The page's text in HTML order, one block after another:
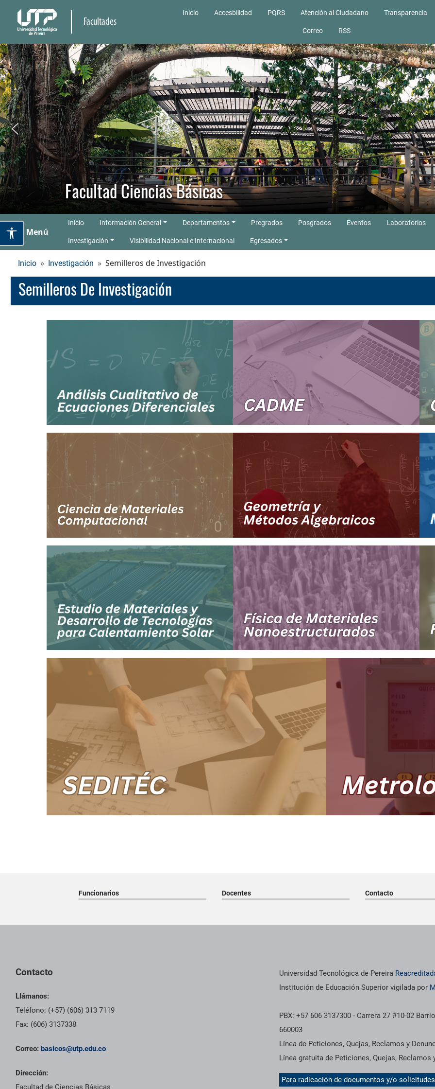
Facultades
Inicio Accesbilidad PQRS Atención al Ciudadano Transparencia
Correo RSS
Facultad Ciencias Básicas
Menú
Inicio Información General Departamentos Pregrados Posgrados Eventos Laboratorios
Investigación Visibilidad Nacional e Internacional Egresados
Inicio Investigación Semilleros de Investigación
Semilleros De Investigación
Funcionarios Docentes Contacto
Contacto
Llámanos:
Teléfono: (+57) (606) 313 7119
Fax: (606) 3137338
Correo: basicos@utp.edu.co
Dirección:
Facultad de Ciencias Básicas
Información institucional
Universidad Tecnológica de Pereira
Institución de Educación Superior vigilada por
PBX: +57 606 3137300 - Carrera 27 #10-02
660003
Línea de Peticiones, Quejas, Reclamos y
Línea gratuita de Peticiones, Quejas,
Para radicación de documentos y/o